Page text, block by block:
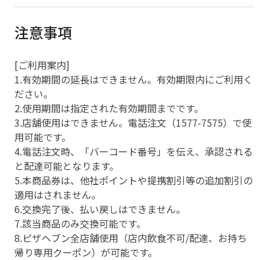
注意事項
[ご利用案内]
1.有効期間の延長はできません。有効期限内にご利用く
ださい。
2.使用期間は指定された有効期間までです。
3.店舗使用はできません。電話注文（1577-7575）で使
用可能です。
4.電話注文時、「バーコード番号」を伝え、承認される
と配達可能となります。
5.本商品券は、他社ポイントや提携割引等の追加割引の
適用はされません。
6.交換完了後、払い戻しはできません。
7.該当商品のみ交換可能です。
8.ピザヘブン全店舗使用（店内飲食不可/配達、お持ち
帰り専用クーポン）が可能です。